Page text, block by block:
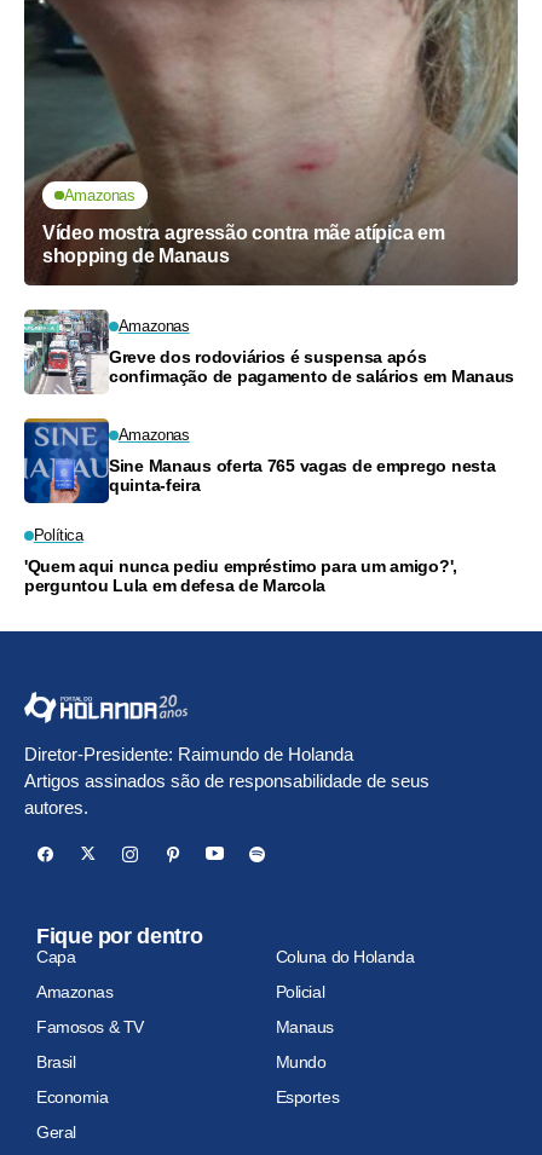
Amazonas
Vídeo mostra agressão contra mãe atípica em
shopping de Manaus
Amazonas
Greve dos rodoviários é suspensa após
confirmação de pagamento de salários em Manaus
Amazonas
Sine Manaus oferta 765 vagas de emprego nesta
quinta-feira
Política
'Quem aqui nunca pediu empréstimo para um amigo?',
perguntou Lula em defesa de Marcola
Diretor-Presidente: Raimundo de Holanda
Artigos assinados são de responsabilidade de seus
autores.
Fique por dentro
Capa
Coluna do Holanda
Amazonas
Policial
Famosos & TV
Manaus
Brasil
Mundo
Economia
Esportes
Geral